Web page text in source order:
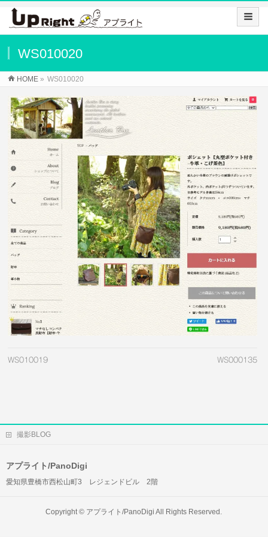
WS010020
HOME » WS010020
WS010019 WS000135
撮影BLOG
アプライト/PanoDigi
愛知県豊橋市西松山町3 レジェンドビル 2階
Copyright © アプライト/PanoDigi All Rights Reserved.